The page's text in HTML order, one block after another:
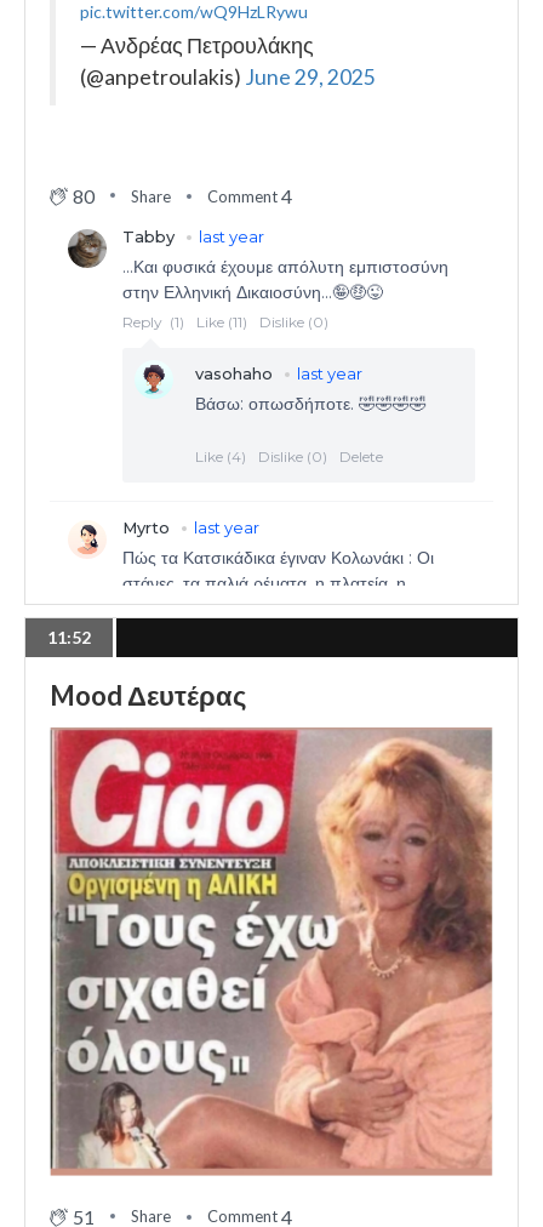
pic.twitter.com/wQ9HzLRywu
— Ανδρέας Πετρουλάκης
(@anpetroulakis) June 29, 2025
80 Share Comment4
11:52
Mood Δευτέρας
51 Share Comment4